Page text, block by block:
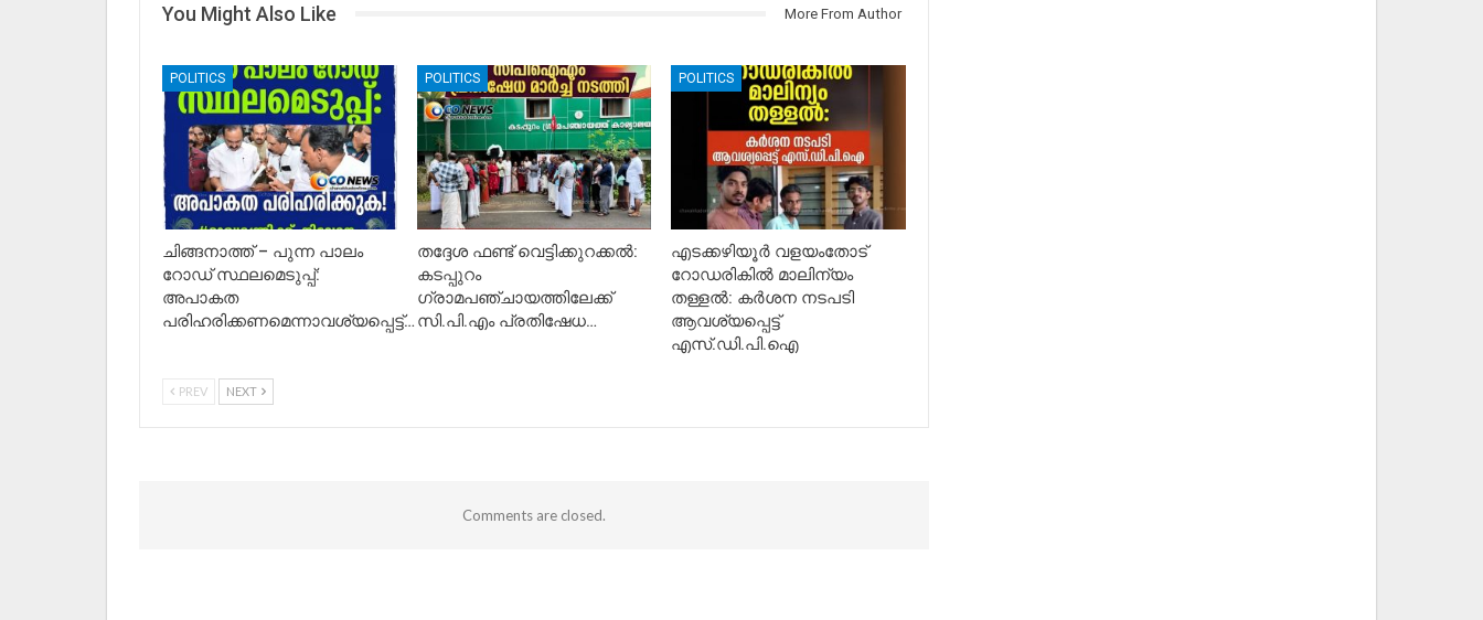
You Might Also Like More From Author
POLITICS
ചിങ്ങനാത്ത് – പുന്ന പാലം
റോഡ് സ്ഥലമെടുപ്പ്:
അപാകത
പരിഹരിക്കണമെന്നാവശ്യപ്പെട്ട്…
POLITICS
തദ്ദേശ ഫണ്ട് വെട്ടിക്കുറക്കൽ:
കടപ്പുറം
ഗ്രാമപഞ്ചായത്തിലേക്ക്
സി.പി.എം പ്രതിഷേധ…
POLITICS
എടക്കഴിയൂർ വളയംതോട്
റോഡരികിൽ മാലിന്യം
തള്ളൽ: കർശന നടപടി
ആവശ്യപ്പെട്ട്
എസ്.ഡി.പി.ഐ
PREV NEXT
Comments are closed.